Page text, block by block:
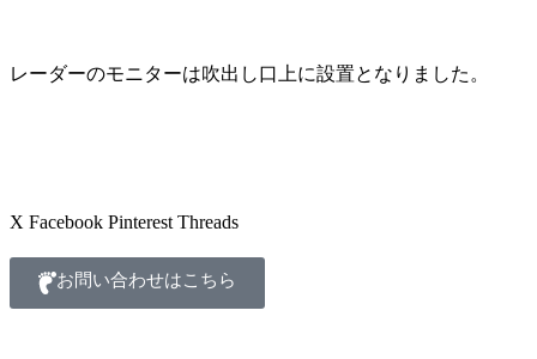
レーダーのモニターは吹出し口上に設置となりました。
X Facebook Pinterest Threads
お問い合わせはこちら